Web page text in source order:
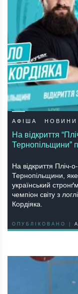
АФІША НОВИНИ
На відкриття
Тернопільщини”
На відкриття Пліч-о-
Тернопільщини,
український
чемпіон світу з
Кордіяка.
ОПУБЛІКОВАНО |